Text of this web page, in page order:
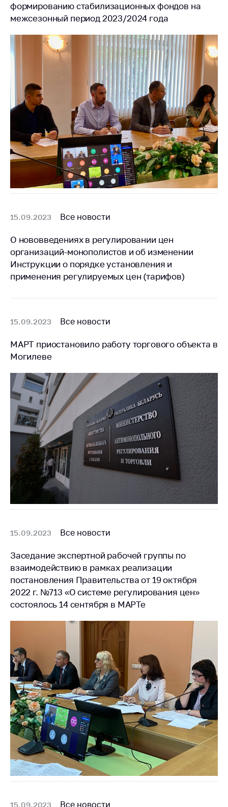
формированию стабилизационных фондов на
межсезонный период 2023/2024 года
15.09.2023 Все новости
О нововведениях в регулировании цен
организаций-монополистов и об изменении
Инструкции о порядке установления и
применения регулируемых цен (тарифов)
15.09.2023 Все новости
МАРТ приостановило работу торгового объекта в
Могилеве
15.09.2023 Все новости
Заседание экспертной рабочей группы по
взаимодействию в рамках реализации
постановления Правительства от 19 октября
2022 г. №713 «О системе регулирования цен»
состоялось 14 сентября в МАРТе
15.09.2023 Все новости